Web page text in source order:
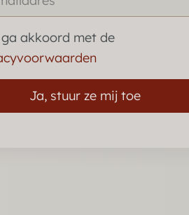
akkoord met de
Ja, stuur ze mij toe